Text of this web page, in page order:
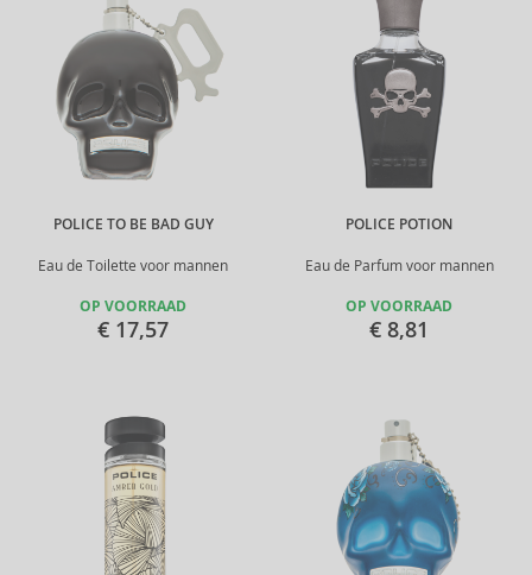
POLICE TO BE BAD GUY
Eau de Toilette voor mannen
OP VOORRAAD
€ 17,57
POLICE POTION
Eau de Parfum voor mannen
OP VOORRAAD
€ 8,81